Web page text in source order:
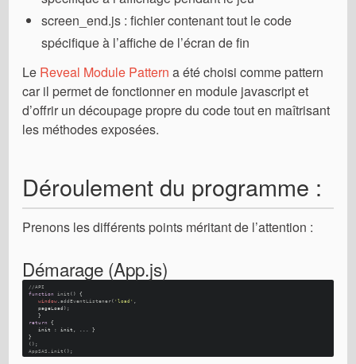
screen_end.js : fichier contenant tout le code
spécifique à l’affiche de l’écran de fin
Le Reveal Module Pattern a été choisi comme pattern
car il permet de fonctionner en module javascript et
d’offrir un découpage propre du code tout en maîtrisant
les méthodes exposées.
Déroulement du programme :
Prenons les différents points méritant de l’attention :
Démarage (App.js)
//API
function
init ( ) {
window .addEventListener( 'load'
   pageLoad);
   }
return
{
   init : init, ... }
}
();
AppSAS
.init ();